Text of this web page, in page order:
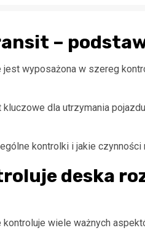
–
wyposażona w szereg
dla utrzymania
kontrolki i jakie
deska
wiele ważnych